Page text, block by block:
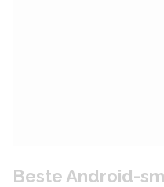
Beste Android-